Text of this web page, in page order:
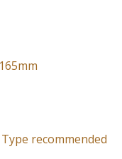
recommended